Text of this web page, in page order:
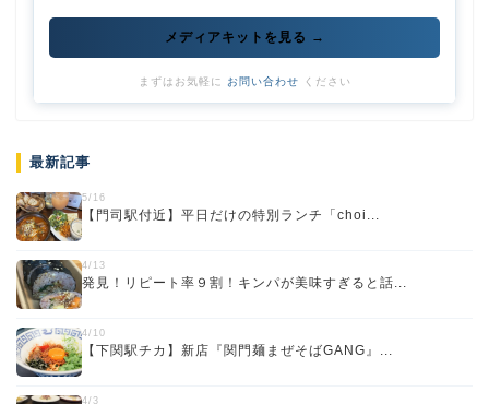
メディアキットを見る →
まずはお気軽に お問い合わせ ください
最新記事
5/16
【門司駅付近】平日だけの特別ランチ「choi...
4/13
発見！リピート率９割！キンパが美味すぎると話...
4/10
【下関駅チカ】新店『関門麺まぜそばGANG』...
4/3